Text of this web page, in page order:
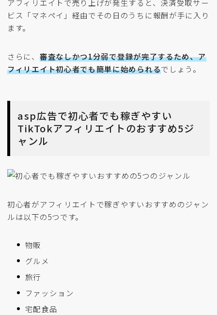
アフィリエイトで売り上げが発生すると、決済受取サー
ビス「マネペイ」経由でその日のうちに報酬が手に入り
ます。
さらに、 審査なしかつ1分弱で登録が完了するため、ア
フィリエイト初心者でも簡単に始められるでしょう。
asp広告で初心者でも稼ぎやすい
TikTokアフィリエイトのおすすめ5ジ
ャンル
初心者がアフィリエイトで稼ぎやすいおすすめのジャン
ルは以下の5つです。
物販
グルメ
旅行
ファッション
宅配食品